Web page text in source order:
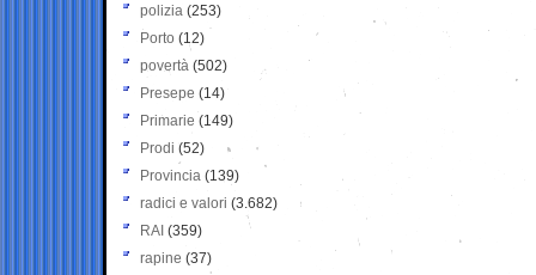
polizia (253)
Porto (12)
povertà (502)
Presepe (14)
Primarie (149)
Prodi (52)
Provincia (139)
radici e valori (3.682)
RAI (359)
rapine (37)